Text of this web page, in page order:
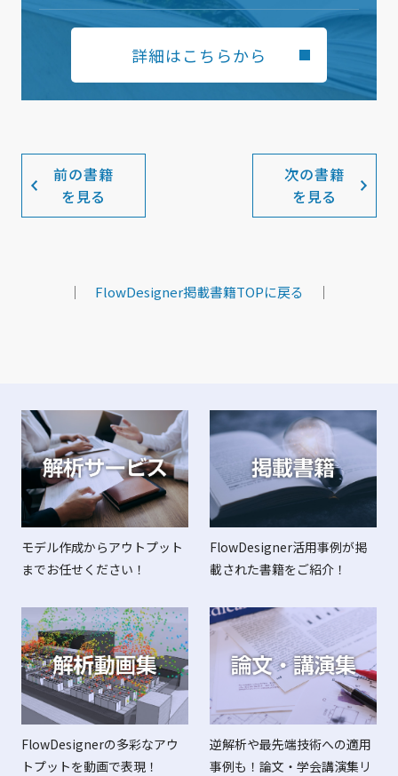
詳細はこちらから
前の書籍
を見る
次の書籍
を見る
｜ FlowDesigner掲載書籍TOPに戻る ｜
モデル作成からアウトプット
までお任せください！
FlowDesigner活用事例が掲
載された書籍をご紹介！
FlowDesignerの多彩なアウ
トプットを動画で表現！
逆解析や最先端技術への適用
事例も！論文・学会講演集リ